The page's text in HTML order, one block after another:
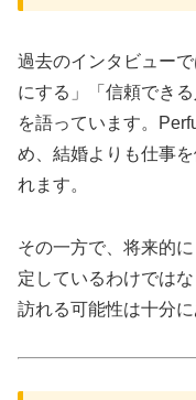
過去のインタビュー
にする」「信頼でき
を語っています。
め、結婚よりも仕事
れます。
その一方で、将来的
定しているわけでは
訪れる可能性は十分に